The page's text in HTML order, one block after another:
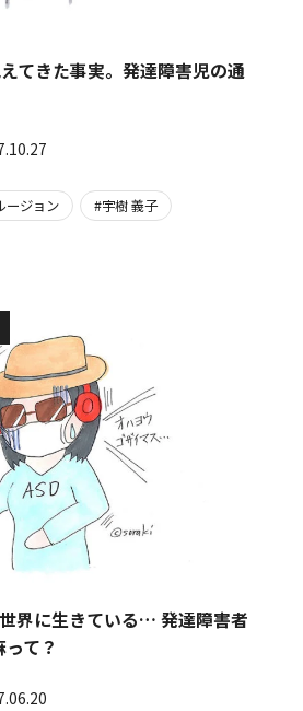
てきた事実。発達障害児の通
ージョン
宇樹 義子
界に生きている… 発達障害者
て？